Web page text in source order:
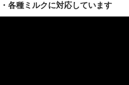
・各種ミルクに対応しています